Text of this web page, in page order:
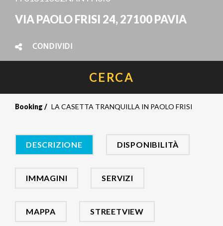
VIA PAOLO FRISI 24, 27100 PAVIA
CONDIVIDI
CERCA
Booking LA CASETTA TRANQUILLA IN PAOLO FRISI
DESCRIZIONE DISPONIBILITÀ
IMMAGINI SERVIZI
MAPPA STREETVIEW